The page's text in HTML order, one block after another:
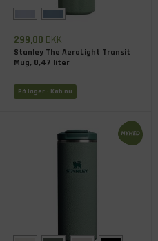
299,00 DKK
Stanley The AeroLight Transit
Mug, 0,47 liter
På lager - Køb nu